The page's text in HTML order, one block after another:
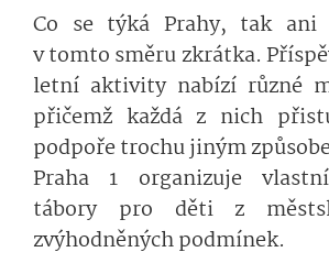
Co se týká Prahy, tak ani
v tomto směru zkrátka.
letní aktivity nabízí různé
přičemž každá z nich
podpoře trochu jiným
Praha 1 organizuje
tábory pro děti z
zvýhodněných podmínek.